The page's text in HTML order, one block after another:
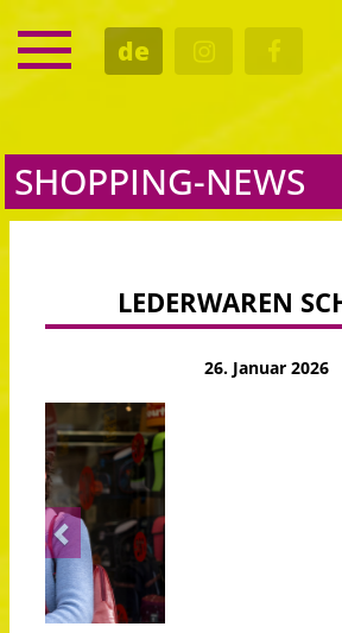
de
SERVICE
TERMINE
SHOPPING-NEWS
LEDERWAREN
26. Januar 2026
Previous